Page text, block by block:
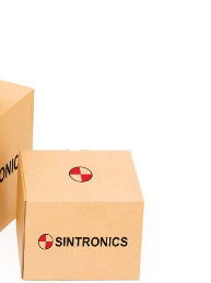
der
hochwertig
Baugruppen